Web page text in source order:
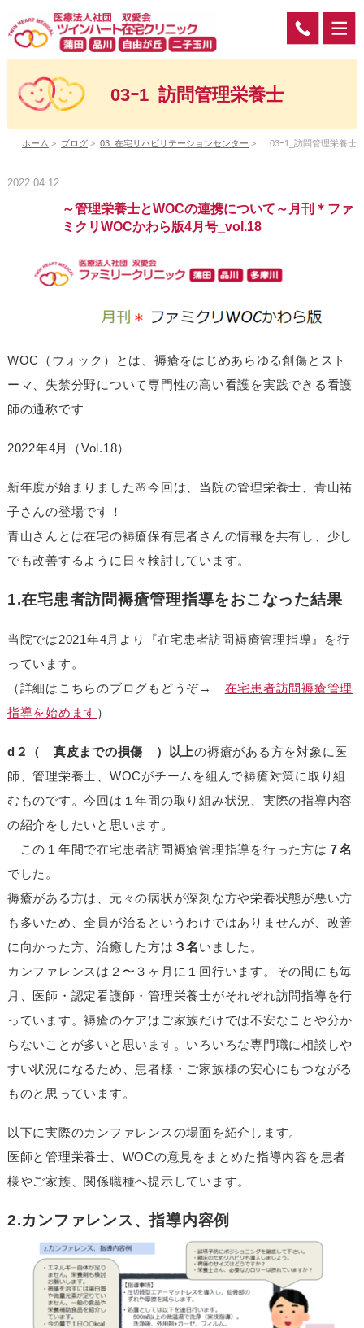
03ｰ1_訪問管理栄養士
ホーム > ブログ > 03_在宅リハビリテーションセンター > 03ｰ1_訪問管理栄養士
2022.04.12
～管理栄養士とWOCの連携について～月刊＊ファ
ミクリWOCかわら版4月号_vol.18
WOC（ウォック）とは、褥瘡をはじめあらゆる創傷とスト
ーマ、失禁分野について専門性の高い看護を実践できる看護
師の通称です
2022年4月（Vol.18）
新年度が始まりました🌸今回は、当院の管理栄養士、青山祐
子さんの登場です！
青山さんとは在宅の褥瘡保有患者さんの情報を共有し、少し
でも改善するように日々検討しています。
1.在宅患者訪問褥瘡管理指導をおこなった結果
当院では2021年4月より『在宅患者訪問褥瘡管理指導』を行
っています。
（詳細はこちらのブログもどうぞ→ 在宅患者訪問褥瘡管理
指導を始めます ）
d２（ 真皮までの損傷 ）以上の褥瘡がある方を対象に医
師、管理栄養士、WOCがチームを組んで褥瘡対策に取り組
むものです。今回は１年間の取り組み状況、実際の指導内容
の紹介をしたいと思います。
この１年間で在宅患者訪問褥瘡管理指導を行った方は ７名
でした。
褥瘡がある方は、元々の病状が深刻な方や栄養状態が悪い方
も多いため、全員が治るというわけではありませんが、改善
に向かった方、治癒した方は ３名いました。
カンファレンスは２〜３ヶ月に１回行います。その間にも毎
月、医師・認定看護師・管理栄養士がそれぞれ訪問指導を行
っています。褥瘡のケアはご家族だけでは不安なことや分か
らないことが多いと思います。いろいろな専門職に相談しや
すい状況になるため、患者様・ご家族様の安心にもつながる
ものと思っています。
以下に実際のカンファレンスの場面を紹介します。
医師と管理栄養士、WOCの意見をまとめた指導内容を患者
様やご家族、関係職種へ提示しています。
2.カンファレンス、指導内容例